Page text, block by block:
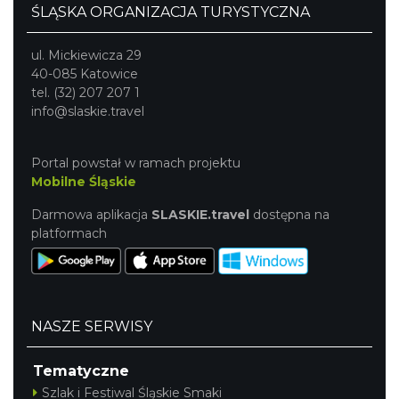
Górki Wielkie
6.89 km
Akcja Przewodnik Czeka
Wisła
ŚLĄSKA ORGANIZACJA TURYSTYCZNA
ul. Mickiewicza 29
40-085 Katowice
tel. (32) 207 207 1
info@slaskie.travel
Portal powstał w ramach projektu
Mobilne Śląskie
Darmowa aplikacja SLASKIE.travel dostępna na
platformach
NASZE SERWISY
Tematyczne
Szlak i Festiwal Śląskie Smaki